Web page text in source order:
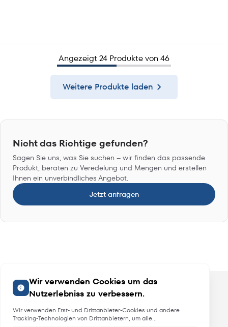
Angezeigt 24 Produkte von 46
Weitere Produkte laden
Nicht das Richtige gefunden?
Sagen Sie uns, was Sie suchen – wir finden das passende
Produkt, beraten zu Veredelung und Mengen und erstellen
Ihnen ein unverbindliches Angebot.
Jetzt anfragen
Wir verwenden Cookies um das
Nutzerlebniss zu verbessern.
Wir verwenden Erst- und Drittanbieter-Cookies und andere
Tracking-Technologien von Drittanbietern, um alle